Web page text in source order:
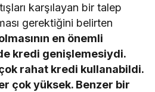
karşılayan bir talep
gerektiğini belirten
en önemli
kredi genişlemesiydi.
rahat kredi kullanabildi.
çok yüksek. Benzer bir